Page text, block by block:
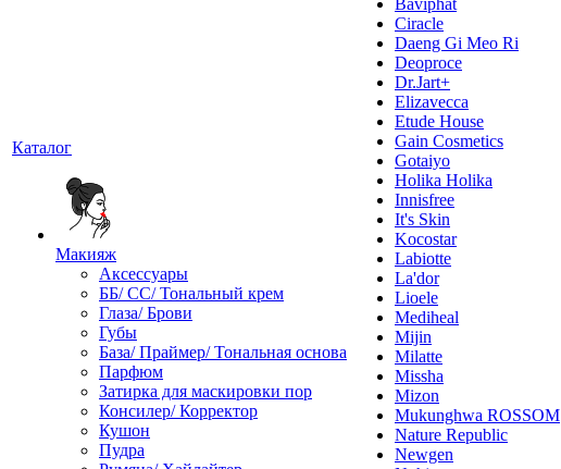
Каталог
Макияж
Аксессуары
ББ/ СС/ Тональный крем
Глаза/ Брови
Губы
База/ Праймер/ Тональная основа
Парфюм
Затирка для маскировки пор
Консилер/ Корректор
Кушон
Пудра
Baviphat
Ciracle
Daeng Gi Meo Ri
Deoproce
Dr.Jart+
Elizavecca
Etude House
Gain Cosmetics
Gotaiyo
Holika Holika
Innisfree
It's Skin
Kocostar
Labiotte
La'dor
Lioele
Mediheal
Mijin
Milatte
Missha
Mizon
Mukunghwa ROSSOM
Nature Republic
Newgen